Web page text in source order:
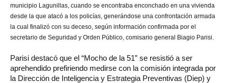
municipio Lagunillas, cuando se encontraba enconchado en una vivienda
desde la que atacó a los policías, generándose una confrontación armada
la cual finalizó con su deceso, según información confirmada por el
secretario de Seguridad y Orden Público, comisario general Biagio Parisi.
Parisi destacó que el “Mocho de la 51” se resistió a ser
aprehendido prefiriendo medirse con la comisión integrada por
la Dirección de Inteligencia y Estrategia Preventivas (Diep) y